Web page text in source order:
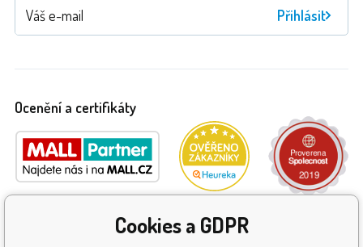
Přihlásit
Ocenění a certifikáty
Cookies a GDPR